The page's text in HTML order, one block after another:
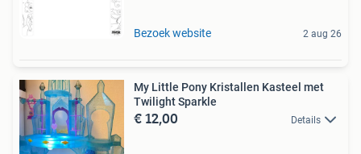
Bezoek website 2 aug 26
My Little Pony Kristallen Kasteel met
Twilight Sparkle
€ 12,00 Details